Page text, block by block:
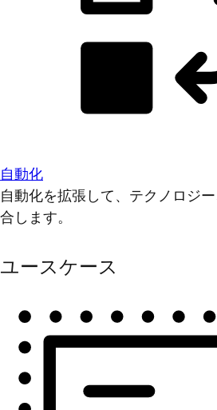
自動化
自動化を拡張して、テクノロジ
合します。
ユースケース